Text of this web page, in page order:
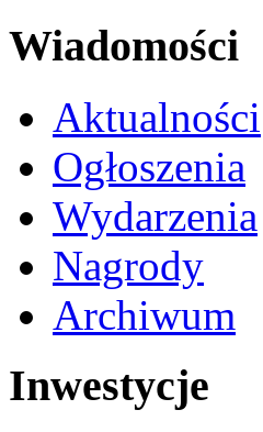
Wiadomości
Aktualności
Ogłoszenia
Wydarzenia
Nagrody
Archiwum
Inwestycje